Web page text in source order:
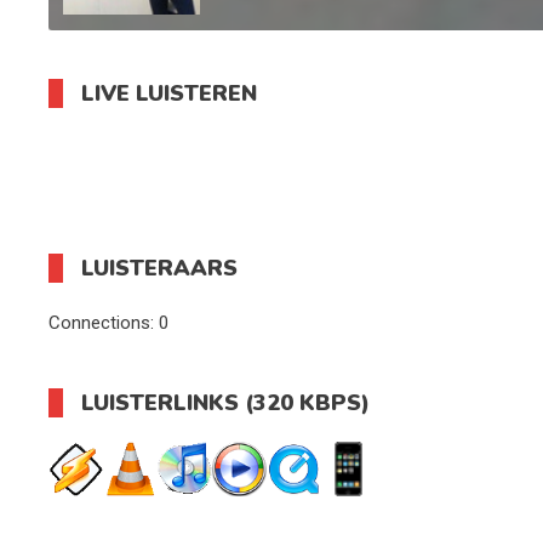
LIVE LUISTEREN
LUISTERAARS
Connections: 0
LUISTERLINKS (320 KBPS)